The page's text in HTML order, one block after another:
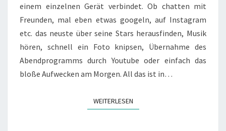
O
L
U
T
I
N
A
U
einem einzelnen Gerät verbindet. Ob chatten mit
Freunden, mal eben etwas googeln, auf Instagram
etc. das neuste über seine Stars herausfinden, Musik
hören, schnell ein Foto knipsen, Übernahme des
Abendprogramms durch Youtube oder einfach das
bloße Aufwecken am Morgen. All das ist in…
WEITERLESEN